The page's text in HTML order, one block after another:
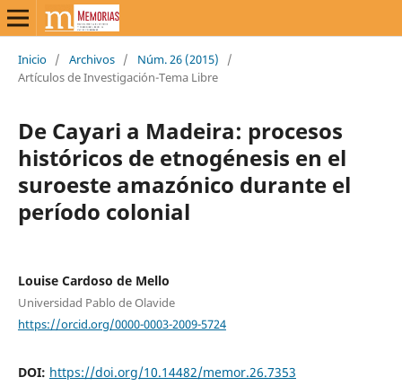
Inicio / Archivos / Núm. 26 (2015)
/
Artículos de Investigación-Tema Libre
De Cayari a Madeira: procesos
históricos de etnogénesis en el
suroeste amazónico durante el
período colonial
Louise Cardoso de Mello
Universidad Pablo de Olavide
https://orcid.org/0000-0003-2009-5724
DOI: https://doi.org/10.14482/memor.26.7353